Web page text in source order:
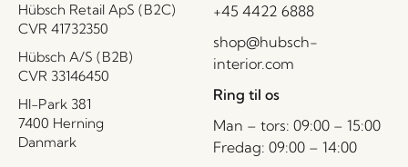
Hübsch Retail ApS (B2C)
CVR 41732350
Hübsch A/S (B2B)
CVR 33146450
HI-Park 381
7400 Herning
Danmark
+45 4422 6888
shop@hubsch-
interior.com
Ring til os
Man – tors: 09:00 – 15:00
Fredag: 09:00 – 14:00